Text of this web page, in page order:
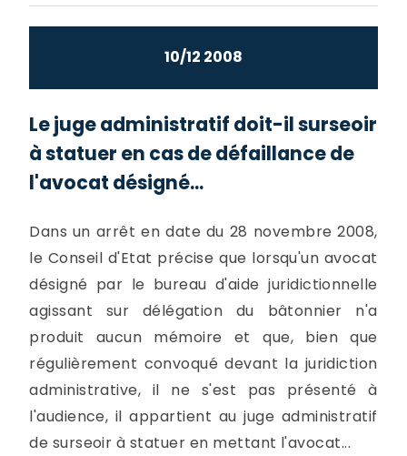
10/12 2008
Le juge administratif doit-il surseoir
à statuer en cas de défaillance de
l'avocat désigné...
Dans un arrêt en date du 28 novembre 2008,
le Conseil d'Etat précise que lorsqu'un avocat
désigné par le bureau d'aide juridictionnelle
agissant sur délégation du bâtonnier n'a
produit aucun mémoire et que, bien que
régulièrement convoqué devant la juridiction
administrative, il ne s'est pas présenté à
l'audience, il appartient au juge administratif
de surseoir à statuer en mettant l'avocat...